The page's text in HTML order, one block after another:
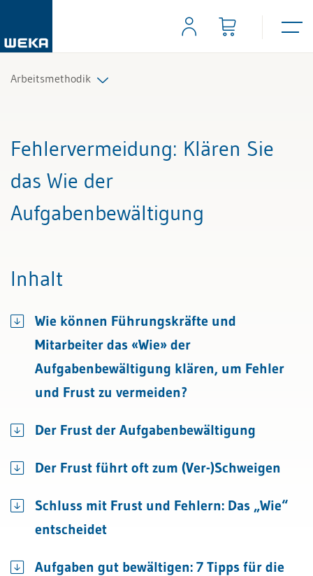
Arbeitsmethodik
Fehlervermeidung: Klären Sie
das Wie der
Aufgabenbewältigung
Inhalt
Wie können Führungskräfte und
Mitarbeiter das «Wie» der
Aufgabenbewältigung klären, um Fehler
und Frust zu vermeiden?
Der Frust der Aufgabenbewältigung
Der Frust führt oft zum (Ver-)Schweigen
Schluss mit Frust und Fehlern: Das „Wie“
entscheidet
Aufgaben gut bewältigen: 7 Tipps für die